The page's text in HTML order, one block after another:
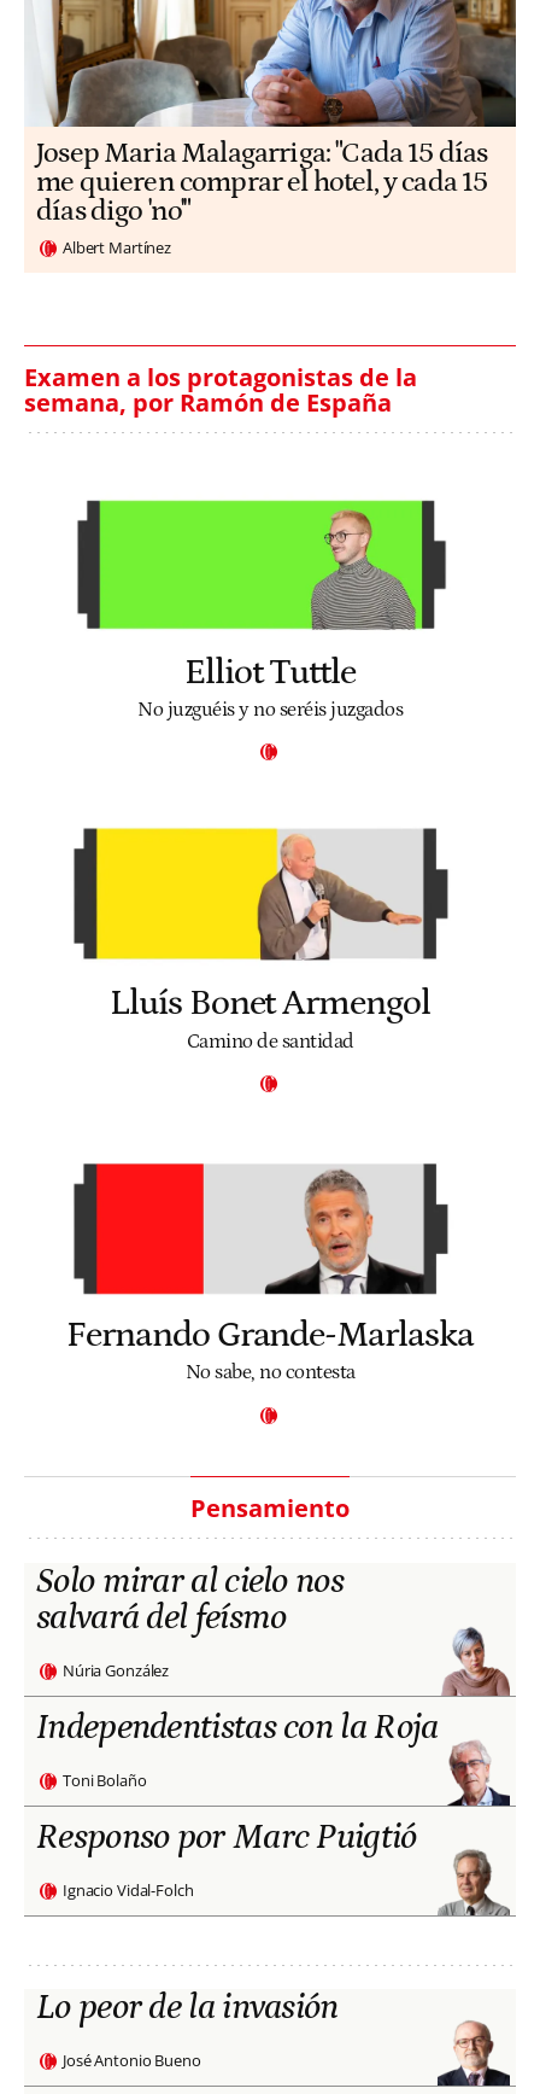
​​Josep Maria Malagarriga: "Cada 15 días
me quieren comprar el hotel, y cada 15
días digo 'no'"
Albert Martínez
Examen a los protagonistas de la
semana, por Ramón de España
Elliot Tuttle
No juzguéis y no seréis juzgados
Lluís Bonet Armengol
Camino de santidad
Fernando Grande-Marlaska
No sabe, no contesta
Pensamiento
Solo mirar al cielo nos
salvará del feísmo
Núria González
Independentistas con la Roja
Toni Bolaño
Responso por Marc Puigtió
Ignacio Vidal-Folch
Lo peor de la invasión
José Antonio Bueno